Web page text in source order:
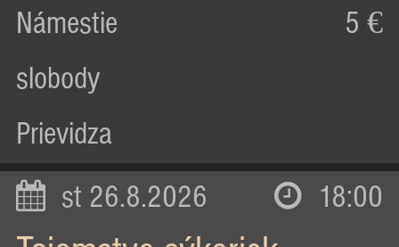
Námestie
slobody
Prievidza
5 €
st 26.8.2026 18:00